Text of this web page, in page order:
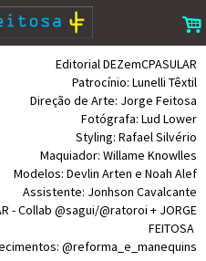
.
Editorial DEZemCPASULAR
Patrocínio: Lunelli Têxtil
Direção de Arte: Jorge Feitosa
Fotógrafa: Lud Lower
Styling: Rafael Silvério
Maquiador: Willame Knowlles
Modelos: Devlin Arten e Noah Alef
Assistente: Jonhson Cavalcante
- Collab @sagui/@ratoroi + JORGE
FEITOSA
@reforma_e_manequins